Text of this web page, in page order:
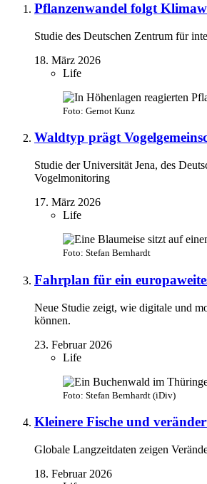
Pflanzenwandel folgt
Studie des Deutschen Zentrum für
18. März 2026
Life
Foto: Gernot Kunz
Waldtyp prägt
Studie der Universität Jena, des
Vogelmonitoring
17. März 2026
Life
Foto: Stefan Bernhardt
Fahrplan für ein
Neue Studie zeigt, wie digitale und
können.
23. Februar 2026
Life
Foto: Stefan Bernhardt (iDiv)
Kleinere Fische und
Globale Langzeitdaten zeigen
18. Februar 2026